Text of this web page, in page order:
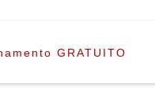
GRATUITO